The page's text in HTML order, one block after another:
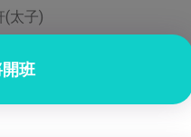
(太子)
班